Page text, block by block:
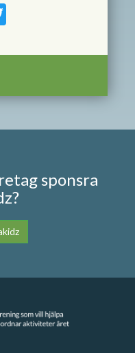
Twitter
sponsra